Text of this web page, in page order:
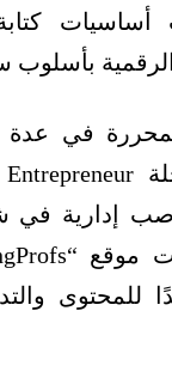
بأسلوب
في عدة
إدارية في
للمحتوى